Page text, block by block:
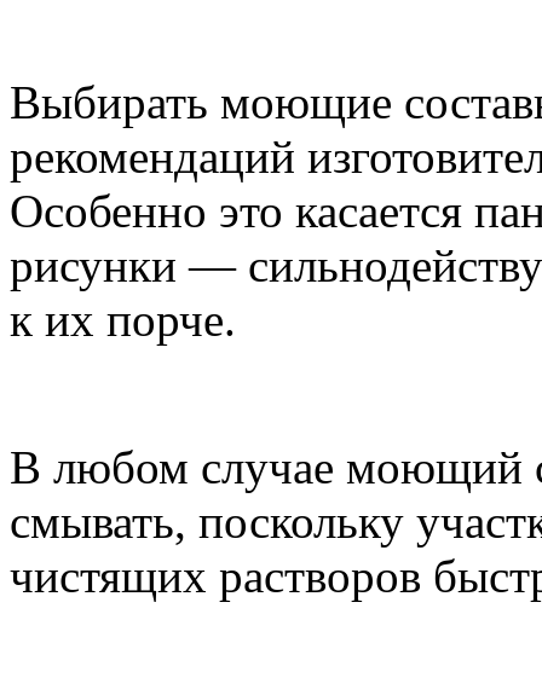
Выбирать моющие
рекомендаций
Особенно это касается
рисунки —
к их порче.
В любом случае моющий
смывать, поскольку
чистящих растворов